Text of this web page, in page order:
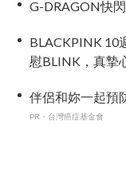
G-DRAGON快
BLACKPINK 10
慰BLINK，真摯
伴侶和妳一起預
PR・台灣癌症基金會